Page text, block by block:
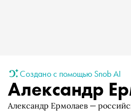
Создано с помощью Snob AI
Александр
Александр Ермолаев —